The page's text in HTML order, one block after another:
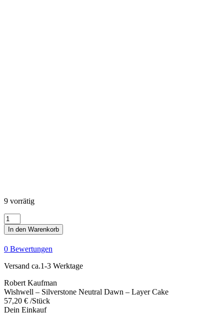
9 vorrätig
Wishwell
-
Silverstone
Neutral
Dawn
-
Layer
Cake
Menge
In den Warenkorb
0 Bewertungen
Versand ca.1-3 Werktage
Robert Kaufman
Wishwell – Silverstone Neutral Dawn – Layer Cake
57,20 € /Stück
Dein Einkauf